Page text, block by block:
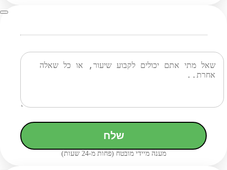
שלח
מענה מיידי מובטח (פחות מ-24 שעות)